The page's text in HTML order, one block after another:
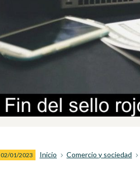
02/01/2023 Inicio Comercio y sociedad